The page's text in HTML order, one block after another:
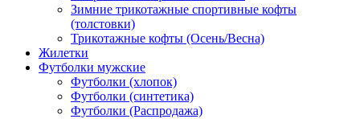
Зимние трикотажные спортивные кофты
(толстовки)
Трикотажные кофты (Осень/Весна)
Жилетки
Футболки мужские
Футболки (хлопок)
Футболки (синтетика)
Футболки (Распродажа)